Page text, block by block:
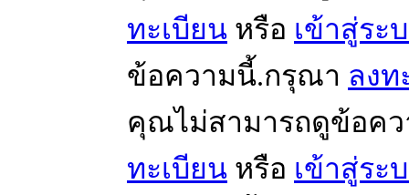
ทะเบียน หรือ เข้าสู่ระ
ข้อความนี้.กรุณา ลงท
คุณไม่สามารถดูข้อค
ทะเบียน หรือ เข้าสู่ระ